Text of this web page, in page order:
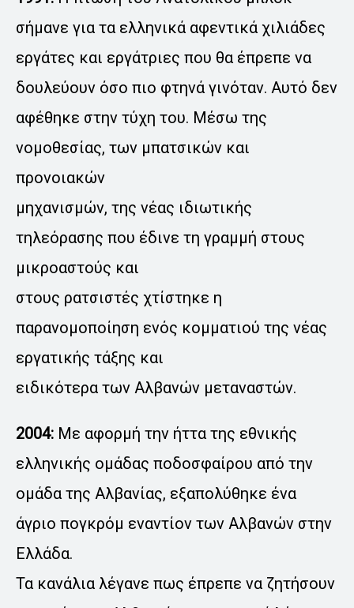
σήμανε για τα ελληνικά αφεντικά χιλιάδες
εργάτες και εργάτριες που θα έπρεπε να
δουλεύουν όσο πιο φτηνά γινόταν. Αυτό δεν
αφέθηκε στην τύχη του. Μέσω της
νομοθεσίας, των μπατσικών και
προνοιακών
μηχανισμών, της νέας ιδιωτικής
τηλεόρασης που έδινε τη γραμμή στους
μικροαστούς και
στους ρατσιστές χτίστηκε η
παρανομοποίηση ενός κομματιού της νέας
εργατικής τάξης και
ειδικότερα των Αλβανών μεταναστών.
2004: Με αφορμή την ήττα της εθνικής
ελληνικής ομάδας ποδοσφαίρου από την
ομάδα της Αλβανίας, εξαπολύθηκε ένα
άγριο πογκρόμ εναντίον των Αλβανών στην
Ελλάδα.
Τα κανάλια λέγανε πως έπρεπε να ζητήσουν